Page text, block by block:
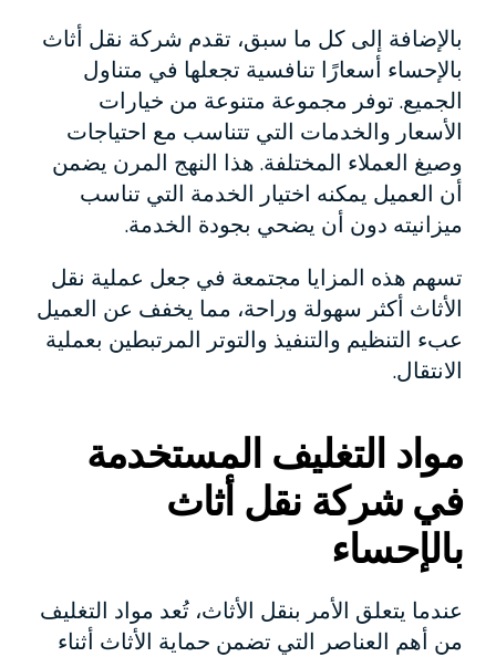
بالإضافة إلى كل ما سبق، تقدم شركة نقل أثاث
بالإحساء أسعارًا تنافسية تجعلها في متناول
الجميع. توفر مجموعة متنوعة من خيارات
الأسعار والخدمات التي تتناسب مع احتياجات
وصيغ العملاء المختلفة. هذا النهج المرن يضمن
أن العميل يمكنه اختيار الخدمة التي تناسب
ميزانيته دون أن يضحي بجودة الخدمة.
تسهم هذه المزايا مجتمعة في جعل عملية نقل
الأثاث أكثر سهولة وراحة، مما يخفف عن العميل
عبء التنظيم والتنفيذ والتوتر المرتبطين بعملية
الانتقال.
مواد التغليف المستخدمة
في شركة نقل أثاث
بالإحساء
عندما يتعلق الأمر بنقل الأثاث، تُعد مواد التغليف
من أهم العناصر التي تضمن حماية الأثاث أثناء